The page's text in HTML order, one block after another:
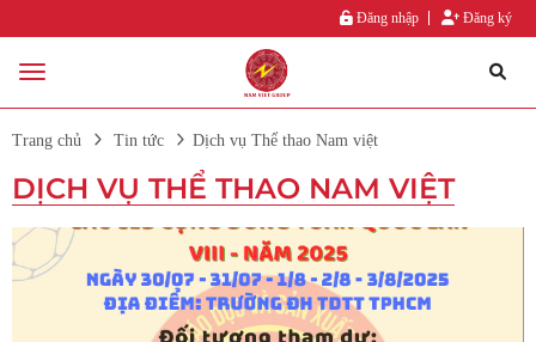
Đăng nhập Đăng ký
Trang chủ Tin tức Dịch vụ Thể thao Nam việt
DỊCH VỤ THỂ THAO NAM VIỆT